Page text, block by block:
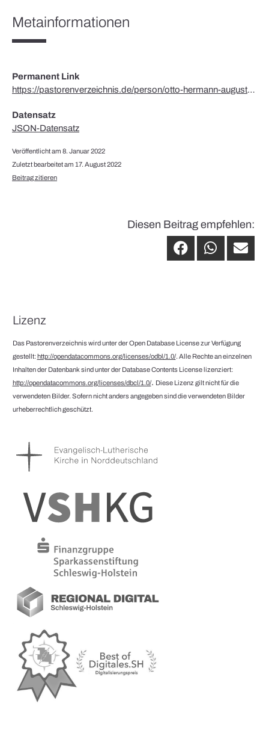
Metainformationen
Permanent Link
https://pastorenverzeichnis.de/person/otto-hermann-august-eduard-redeker/
Datensatz
JSON-Datensatz
Veröffentlicht am 8. Januar 2022
Zuletzt bearbeitet am 17. August 2022
Beitrag zitieren
Diesen Beitrag empfehlen:
Lizenz
Das Pastorenverzeichnis wird unter der Open Database License zur Verfügung
gestellt:http://opendatacommons.org/licenses/odbl/1.0/. Alle Rechte an einzelnen
Inhalten der Datenbank sind unter der Database Contents License lizenziert:
http://opendatacommons.org/licenses/dbcl/1.0/. Diese Lizenz gilt nicht für die
verwendeten Bilder. Sofern nicht anders angegeben sind die verwendeten Bilder
urheberrechtlich geschützt.